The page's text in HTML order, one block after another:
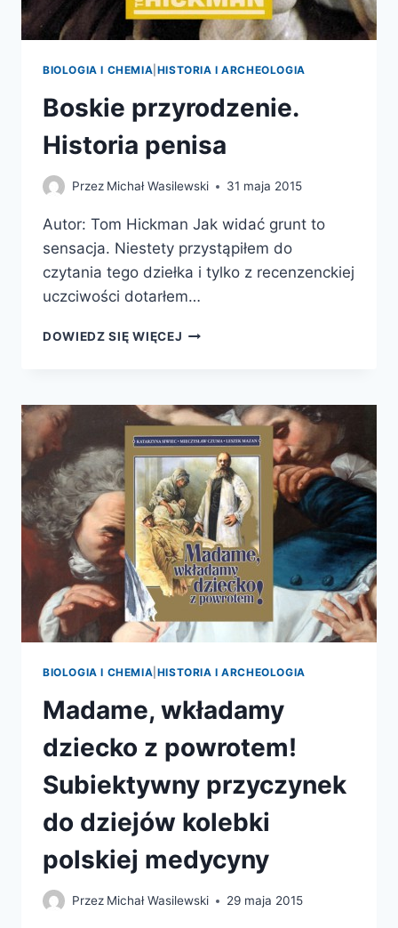
BIOLOGIA I CHEMIA HISTORIA I ARCHEOLOGIA
Boskie przyrodzenie.
Historia penisa
Przez Michał Wasilewski 31 maja 2015
Autor: Tom Hickman Jak widać grunt to
sensacja. Niestety przystąpiłem do
czytania tego dziełka i tylko z recenzenckiej
uczciwości dotarłem…
DOWIEDZ SIĘ WIĘCEJ BOSKIE
BIOLOGIA I CHEMIA HISTORIA I ARCHEOLOGIA
Madame, wkładamy
dziecko z powrotem!
Subiektywny przyczynek
do dziejów kolebki
polskiej medycyny
Przez Michał Wasilewski 29 maja 2015